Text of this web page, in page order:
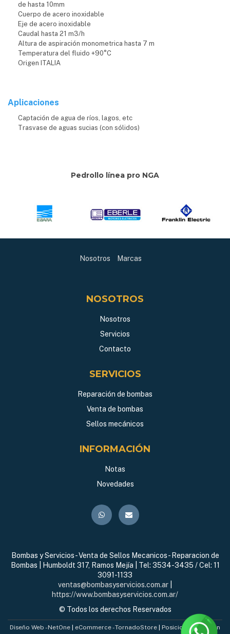
de hasta 10mm
Cuerpo de acero inoxidable
Eje de acero inoxidable
Caudal hasta 21 m3/h
Altura de aspiración monometrica hasta 7 m
Temperatura del fluido +90°C
Origen ITALIA
Aplicaciones
Captación de agua de ríos, lagos, etc
Trasvase de aguas sucias (con sólidos)
Pedrollo línea pro NGA
Nosotros Marcas
NOSOTROS
Nosotros
Servicios
Contacto
SERVICIOS
Reparación de bombas
Venta de bombas
Sellos mecánicos
INFORMACIÓN
Notas
Novedades
Bombas y Servicios - Venta de Sellos Mecanicos - Reparacion de
Bombas | Humboldt 317, Ramos Mejía | Tel: 3534-3435 / Cel: 11
3091-1133
ventas@bombasyservicios.com.ar
https://www.bombasyservicios.com.ar/
© Todos los derechos Reservados
Diseño Web - NetOne | eCommerce - TornadoStore | Posicionamiento en